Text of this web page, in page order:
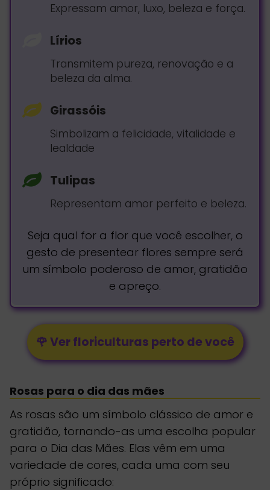
Expressam amor, luxo, beleza e força.
Lírios
Transmitem pureza, renovação e a
beleza da alma.
Girassóis
Simbolizam a felicidade, vitalidade e
lealdade
Tulipas
Representam amor perfeito e beleza.
Seja qual for a flor que você escolher, o
gesto de presentear flores sempre será
um símbolo poderoso de amor, gratidão
e apreço.
🌹 Ver floriculturas perto de você
Rosas para o dia das mães
As rosas são um símbolo clássico de amor e
gratidão, tornando-as uma escolha popular
para o Dia das Mães. Elas vêm em uma
variedade de cores, cada uma com seu
próprio significado: